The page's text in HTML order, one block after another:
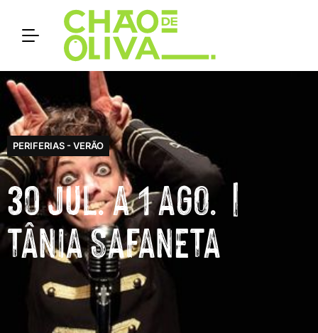
PERIFERIAS - VERÃO
30 JUL. A 1 AGO. |
TÂNIA SAFANETA